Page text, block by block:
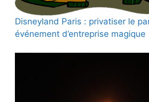
Disneyland Paris : privatiser le
événement d’entreprise magique